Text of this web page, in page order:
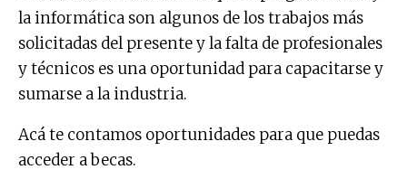
la informática son algunos de los trabajos más
solicitadas del presente y la falta de profesionales
y técnicos es una oportunidad para capacitarse y
sumarse a la industria.
Acá te contamos oportunidades para que puedas
acceder a becas.